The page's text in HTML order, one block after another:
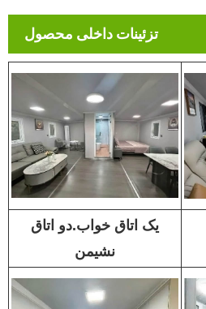
تزئینات داخلی محصول
یک اتاق خواب.دو اتاق
نشیمن